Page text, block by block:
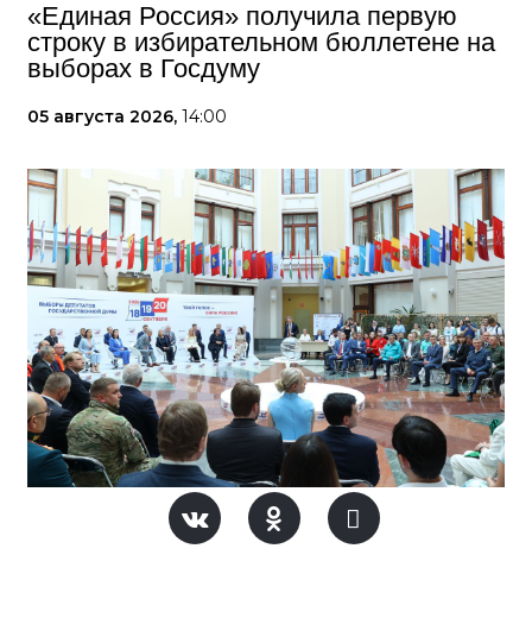
«Единая Россия» получила первую
строку в избирательном бюллетене на
выборах в Госдуму
05 августа 2026, 14:00